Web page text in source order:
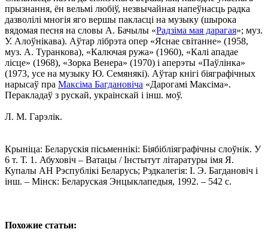
прызнання, ён вельмі любіў, незвычайная напеўнасць радка
дазволілі многія яго вершы пакласці на музыку (шырока
вядомая песня на словы А. Бачылы «Радзіма мая дарагая»; муз.
У. Алоўнікава). Аўтар лібрэта опер «Яснае світанне» (1958,
муз. А. Туранкова), «Калючая ружа» (1960), «Калі ападае
лісце» (1968), «Зорка Венера» (1970) і аперэты «Паўлінка»
(1973, усе на музыку Ю. Семянякі). Аўтар кнігі біяграфічных
нарысаў пра Максіма Багдановіча «Дарогамі Максіма».
Перакладаў з рускай, украінскай і інш. моў.
Л. М. Гарэлік.
Крыніца: Беларускія пісьменнікі: Біябібліяграфічны слоўнік. У
6 т. Т. 1. Абуховіч – Ватацы / Інстытут літаратуры імя Я.
Купалы АН Рэспублікі Беларусь; Рэдкалегія: І. Э. Багдановіч і
інш. – Мінск: Беларуская Энцыклапедыя, 1992. – 542 с.
Похожие статьи: